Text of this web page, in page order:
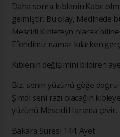
Daha sonra kıblenin Kabe
gelmiştir. Bu olay, Medinede
Mescidi Kıbleteyn olarak
Efendimiz namaz kılarken
Kıblenin değişimini bildiren
Biz, senin yüzünü göğe
Şimdi seni razı olacağın
yüzünü Mescidi Harama çevir.
Bakara Suresi 144. Ayet